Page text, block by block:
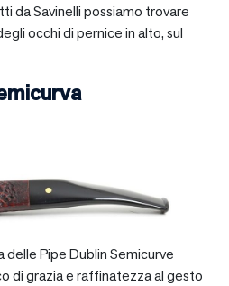
da Savinelli possiamo trovare
occhi di pernice in alto, sul
delle Pipe Dublin Semicurve
di grazia e raffinatezza al gesto